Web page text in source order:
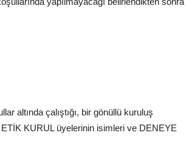
altında çalıştığı, bir gönüllü kuruluş
KURUL üyelerinin isimleri ve DENEYE